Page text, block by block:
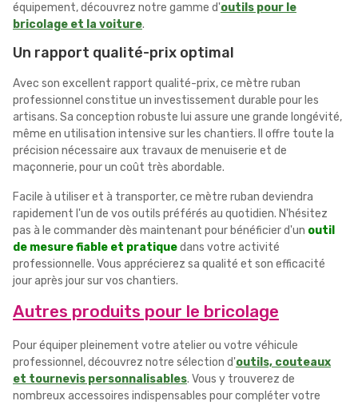
équipement, découvrez notre gamme d'outils pour le
bricolage et la voiture.
Un rapport qualité-prix optimal
Avec son excellent rapport qualité-prix, ce mètre ruban
professionnel constitue un investissement durable pour les
artisans. Sa conception robuste lui assure une grande longévité,
même en utilisation intensive sur les chantiers. Il offre toute la
précision nécessaire aux travaux de menuiserie et de
maçonnerie, pour un coût très abordable.
Facile à utiliser et à transporter, ce mètre ruban deviendra
rapidement l'un de vos outils préférés au quotidien. N'hésitez
pas à le commander dès maintenant pour bénéficier d'un outil
de mesure fiable et pratiquedans votre activité
professionnelle. Vous apprécierez sa qualité et son efficacité
jour après jour sur vos chantiers.
Autres produits pour le bricolage
Pour équiper pleinement votre atelier ou votre véhicule
professionnel, découvrez notre sélection d'outils, couteaux
et tournevis personnalisables. Vous y trouverez de
nombreux accessoires indispensables pour compléter votre